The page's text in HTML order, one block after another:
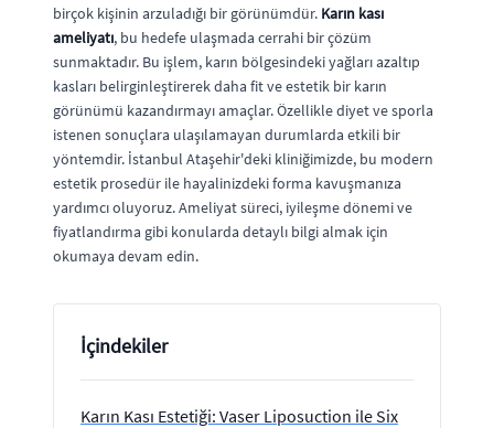
birçok kişinin arzuladığı bir görünümdür. Karın kası
ameliyatı, bu hedefe ulaşmada cerrahi bir çözüm
sunmaktadır. Bu işlem, karın bölgesindeki yağları azaltıp
kasları belirginleştirerek daha fit ve estetik bir karın
görünümü kazandırmayı amaçlar. Özellikle diyet ve sporla
istenen sonuçlara ulaşılamayan durumlarda etkili bir
yöntemdir. İstanbul Ataşehir'deki kliniğimizde, bu modern
estetik prosedür ile hayalinizdeki forma kavuşmanıza
yardımcı oluyoruz. Ameliyat süreci, iyileşme dönemi ve
fiyatlandırma gibi konularda detaylı bilgi almak için
okumaya devam edin.
İçindekiler
Karın Kası Estetiği: Vaser Liposuction ile Six